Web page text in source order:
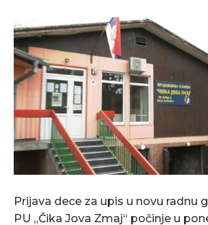
Prijava dece za upis u novu radnu
PU „Čika Jova Zmaj“ počinje u